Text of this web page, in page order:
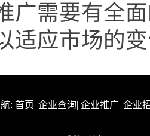
广需要有全
适应市场的
: 首页| 企业查询| 企业推广| 企业